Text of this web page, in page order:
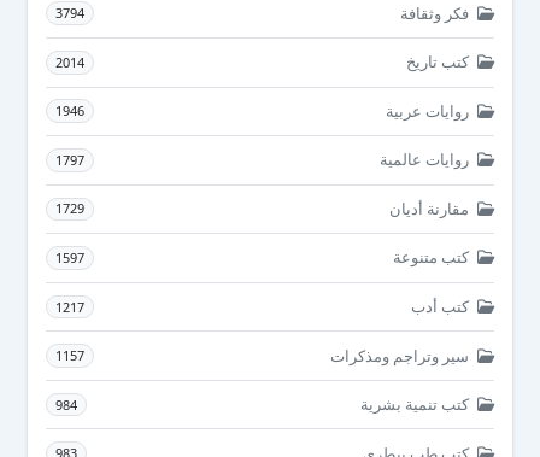
فكر وثقافة 3794
كتب تاريخ 2014
روايات عربية 1946
روايات عالمية 1797
مقارنة أديان 1729
كتب متنوعة 1597
كتب أدب 1217
سير وتراجم ومذكرات 1157
كتب تنمية بشرية 984
983